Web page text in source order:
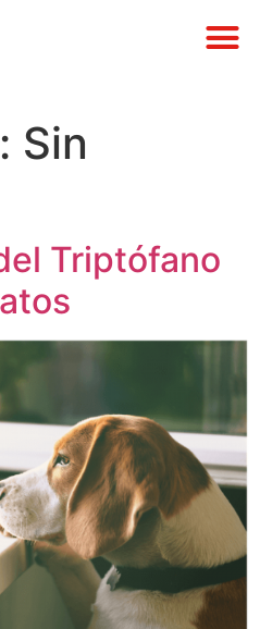
Sin
Triptófano